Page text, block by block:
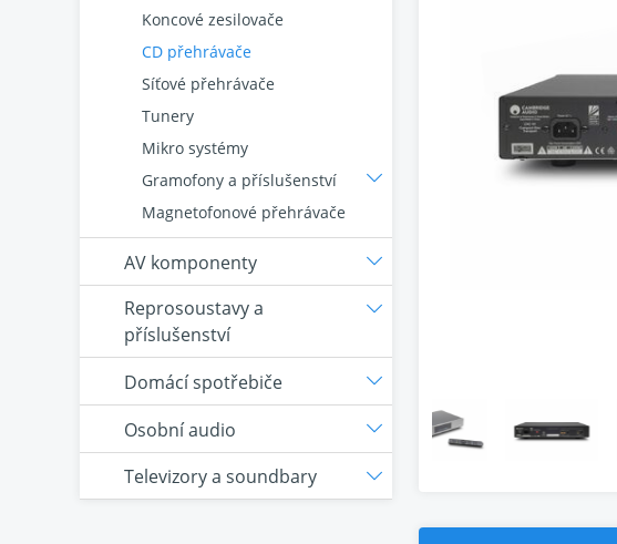
Koncové zesilovače
CD přehrávače
Síťové přehrávače
Tunery
Mikro systémy
Gramofony a příslušenství
Magnetofonové přehrávače
AV komponenty
Reprosoustavy a
příslušenství
Domácí spotřebiče
Osobní audio
Televizory a soundbary